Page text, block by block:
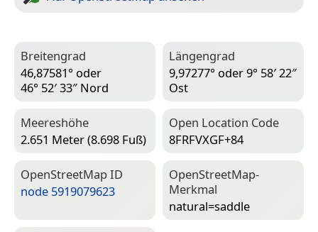
Breitengrad
46,87581° oder
46° 52′ 33″ Nord
Längengrad
9,97277° oder 9° 58′ 22″
Ost
Meereshöhe
2.651 Meter (8.698 Fuß)
Open Location Code
8FRFVXGF+84
Open­Street­Map ID
node 5919079623
Open­Street­Map-
Merkmal
natural=­saddle